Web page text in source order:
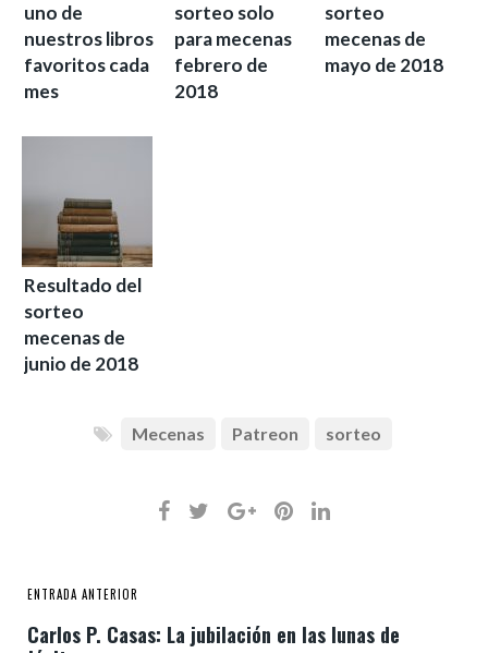
uno de
nuestros libros
favoritos cada
mes
sorteo solo
para mecenas
febrero de
2018
sorteo
mecenas de
mayo de 2018
Resultado del
sorteo
mecenas de
junio de 2018
Mecenas Patreon sorteo
ENTRADA ANTERIOR
Carlos P. Casas: La jubilación en las lunas de